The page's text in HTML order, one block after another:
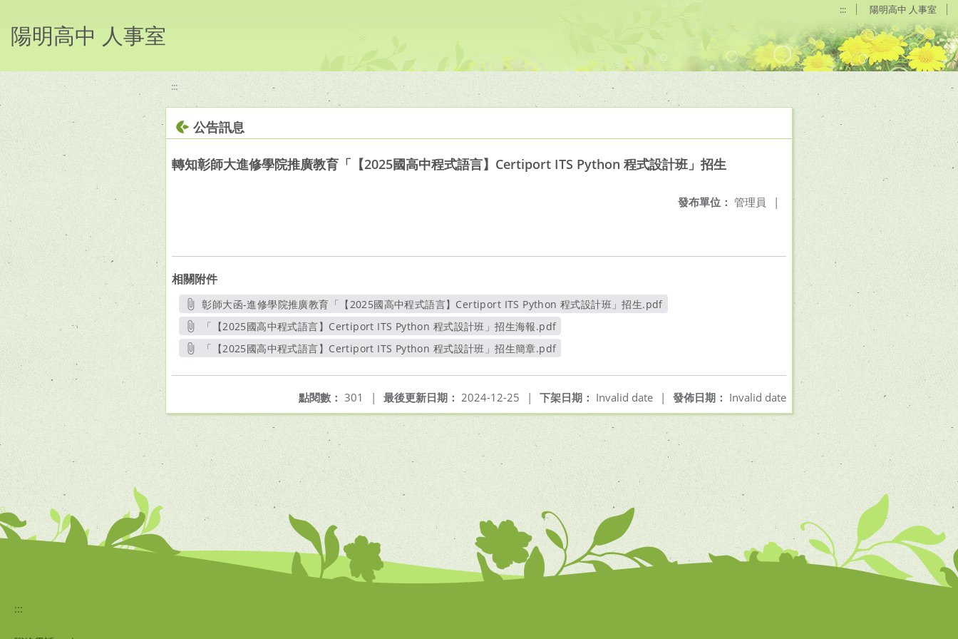
::: 陽明高中 人事室
陽明高中 人事室
:::
公告訊息
轉知彰師大進修學院推廣教育「【2025國高中程式語言】Certiport ITS Python 程式設計班」招生
發布單位： 管理員 |
相關附件
彰師大函-進修學院推廣教育「【2025國高中程式語言】Certiport ITS Python 程式設計班」招生.pdf
另開新視窗
「【2025國高中程式語言】Certiport ITS Python 程式設計班」招生海報.pdf
另開新視窗
「【2025國高中程式語言】Certiport ITS Python 程式設計班」招生簡章.pdf
發佈日期： Invalid date
下架日期： Invalid date |
最後更新日期： 2024-12-25 |
點閱數： 301 |
:::